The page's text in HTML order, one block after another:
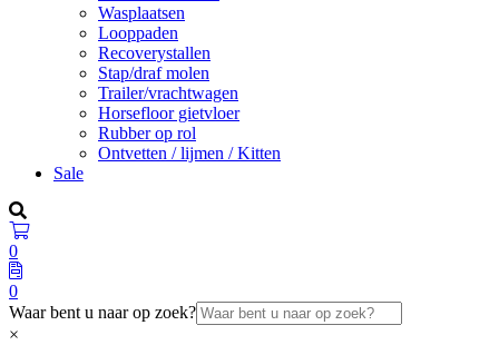
Wasplaatsen
Looppaden
Recoverystallen
Stap/draf molen
Trailer/vrachtwagen
Horsefloor gietvloer
Rubber op rol
Ontvetten / lijmen / Kitten
Sale
0
0
Waar bent u naar op zoek?
×